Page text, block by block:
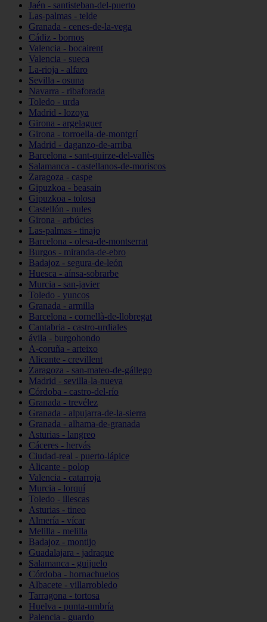
Jaén - santisteban-del-puerto
Las-palmas - telde
Granada - cenes-de-la-vega
Cádiz - bornos
Valencia - bocairent
Valencia - sueca
La-rioja - alfaro
Sevilla - osuna
Navarra - ribaforada
Toledo - urda
Madrid - lozoya
Girona - argelaguer
Girona - torroella-de-montgrí
Madrid - daganzo-de-arriba
Barcelona - sant-quirze-del-vallès
Salamanca - castellanos-de-moriscos
Zaragoza - caspe
Gipuzkoa - beasain
Gipuzkoa - tolosa
Castellón - nules
Girona - arbúcies
Las-palmas - tinajo
Barcelona - olesa-de-montserrat
Burgos - miranda-de-ebro
Badajoz - segura-de-león
Huesca - aínsa-sobrarbe
Murcia - san-javier
Toledo - yuncos
Granada - armilla
Barcelona - cornellà-de-llobregat
Cantabria - castro-urdiales
ávila - burgohondo
A-coruña - arteixo
Alicante - crevillent
Zaragoza - san-mateo-de-gállego
Madrid - sevilla-la-nueva
Córdoba - castro-del-río
Granada - trevélez
Granada - alpujarra-de-la-sierra
Granada - alhama-de-granada
Asturias - langreo
Cáceres - hervás
Ciudad-real - puerto-lápice
Alicante - polop
Valencia - catarroja
Murcia - lorquí
Toledo - illescas
Asturias - tineo
Almería - vícar
Melilla - melilla
Badajoz - montijo
Guadalajara - jadraque
Salamanca - guijuelo
Córdoba - hornachuelos
Albacete - villarrobledo
Tarragona - tortosa
Huelva - punta-umbría
Palencia - guardo